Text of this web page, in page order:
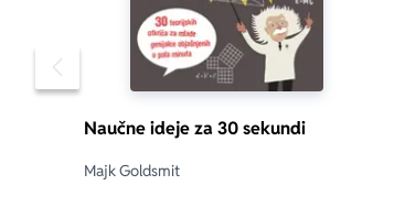
Pomeranje sadržaja slajdera u levo
Naučne ideje za 30 sekundi
Majk Goldsmit